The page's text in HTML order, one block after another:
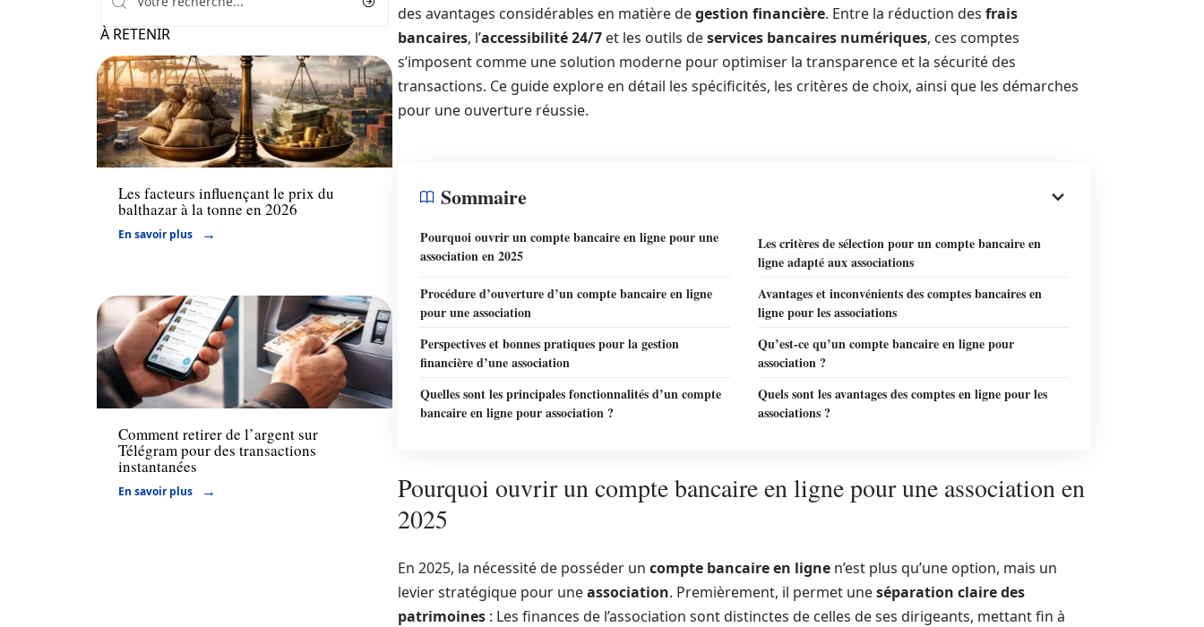
À RETENIR
Bourse
Les facteurs influençant le prix du
balthazar à la tonne en 2026
En savoir plus
Actu
Comment retirer de l’argent sur
Télégram pour des transactions
instantanées
En savoir plus
des avantages considérables en matière degestion financière. Entre la réduction des frais
bancaires, l’accessibilité 24/7 et les outils deservices bancaires numériques, ces comptes
s’imposent comme une solution moderne pour optimiser la transparence et la sécurité des
transactions. Ce guide explore en détail les spécificités, les critères de choix, ainsi que les démarches
pour une ouverture réussie.
Sommaire
Pourquoi ouvrir un compte bancaire en ligne pour une
association en 2025
Les critères de sélection pour un compte bancaire en
ligne adapté aux associations
Procédure d’ouverture d’un compte bancaire en ligne
pour une association
Avantages et inconvénients des comptes bancaires en
ligne pour les associations
Perspectives et bonnes pratiques pour la gestion
financière d’une association
Qu’est-ce qu’un compte bancaire en ligne pour
association ?
Quelles sont les principales fonctionnalités d’un compte
bancaire en ligne pour association ?
Quels sont les avantages des comptes en ligne pour les
associations ?
Pourquoi ouvrir un compte bancaire en ligne pour une association en
2025
En 2025, la nécessité de posséder un compte bancaire en ligne n’est plus qu’une option, mais un
levier stratégique pour uneassociation. Premièrement, il permet uneséparation claire des
patrimoines : Les finances de l’association sont distinctes de celles de ses dirigeants, mettant fin à